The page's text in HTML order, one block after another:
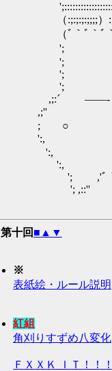
（:;:;:;:;;;;）
（ﾞ｀ﾞ｀ﾞ｀）ﾞ
'; ;:,, '';,
';
';
';
,;:´
,;'' ＊ ';, 開催
; ○
':, ,; 投票期
':,
':,
'; ,'ﾞ｀ﾞ
'; ,::''
第十回 ■ ▲ ▼
※
表紙絵・ルール説明
紅組
角刈りすずめ八変化
ＦＸＸＫ ＩＴ！！！